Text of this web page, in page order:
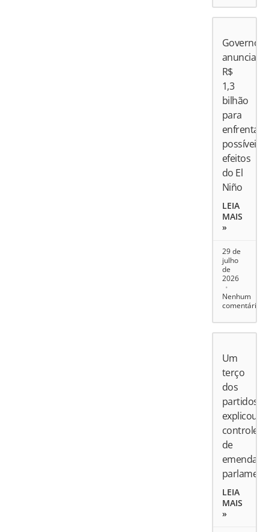
Governo
anuncia
R$
1,3
bilhão
para
enfrentar
possíveis
efeitos
do El
Niño
LEIA
MAIS
»
29 de
julho
de
2026
Nenhum
comentário
Um
terço
dos
partidos
explicou
controle
de
emendas
LEIA
MAIS
»